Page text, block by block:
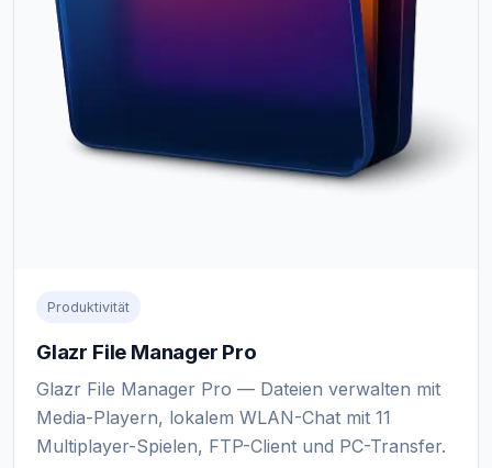
Produktivität
Glazr File Manager Pro
Glazr File Manager Pro — Dateien verwalten mit
Media-Playern, lokalem WLAN-Chat mit 11
Multiplayer-Spielen, FTP-Client und PC-Transfer.